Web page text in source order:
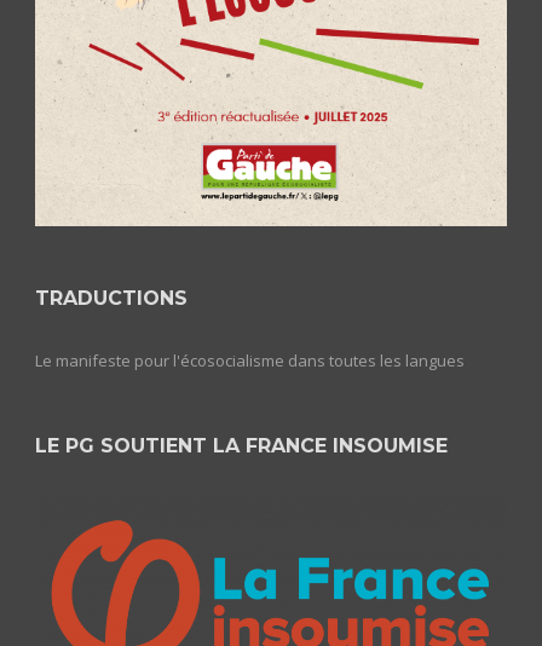
TRADUCTIONS
Le manifeste pour l'écosocialisme dans toutes les langues
LE PG SOUTIENT LA FRANCE INSOUMISE